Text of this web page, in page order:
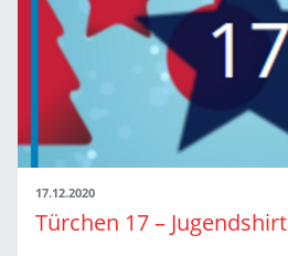
17.12.2020
Türchen 17 –